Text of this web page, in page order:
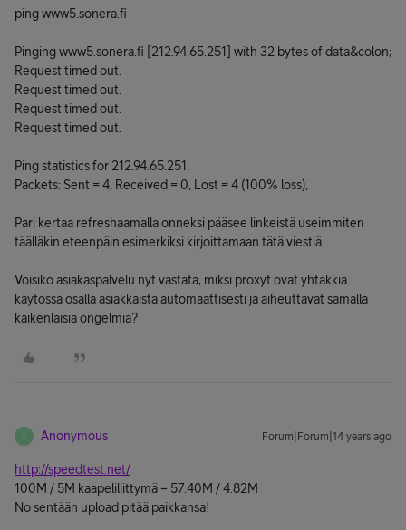
ping www5.sonera.fi
Pinging www5.sonera.fi [212.94.65.251] with 32 bytes of data&colon;
Request timed out.
Request timed out.
Request timed out.
Request timed out.
Ping statistics for 212.94.65.251:
Packets: Sent = 4, Received = 0, Lost = 4 (100% loss),
Pari kertaa refreshaamalla onneksi pääsee linkeistä useimmiten
täälläkin eteenpäin esimerkiksi kirjoittamaan tätä viestiä.
Voisiko asiakaspalvelu nyt vastata, miksi proxyt ovat yhtäkkiä
käytössä osalla asiakkaista automaattisesti ja aiheuttavat samalla
kaikenlaisia ongelmia?
A Anonymous Forum|Forum|14 years ago
http://speedtest.net/
100M / 5M kaapeliliittymä = 57.40M / 4.82M
No sentään upload pitää paikkansa!